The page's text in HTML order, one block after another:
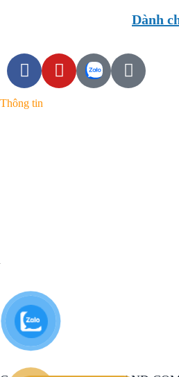
Dành
Thông tin